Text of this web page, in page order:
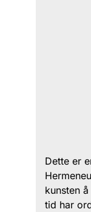
Dette er
kunsten
tid har